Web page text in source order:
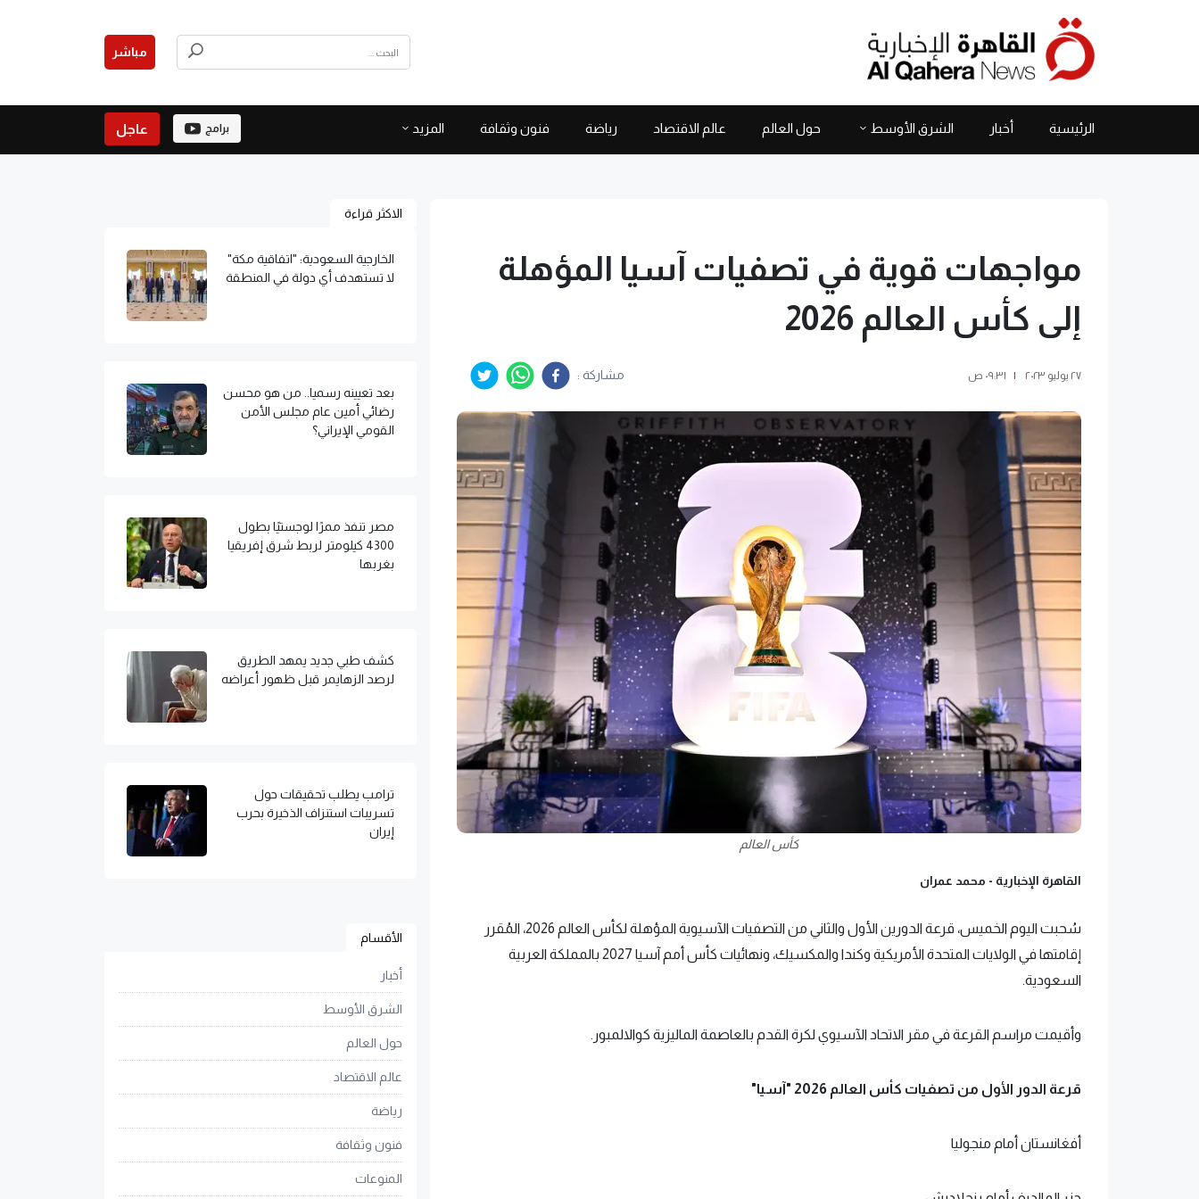
مباشر
الرئيسية أخبار الشرق الأوسط حول العالم عالم الاقتصاد رياضة فنون وثقافة المزيد برامج عاجل
مواجهات قوية في تصفيات آسيا المؤهلة
إلى كأس العالم 2026
٢٧ يوليو ٢٠٢٣ | ٠٩:٣١ ص مشاركة :
كأس العالم
القاهرة الإخبارية - محمد عمران
سُحبت اليوم الخميس، قرعة الدورين الأول والثاني من التصفيات الآسيوية المؤهلة لكأس العالم 2026، المُقرر
إقامتها في الولايات المتحدة الأمريكية وكندا والمكسيك، ونهائيات كأس أمم آسيا 2027 بالمملكة العربية
السعودية.
وأقيمت مراسم القرعة في مقر الاتحاد الآسيوي لكرة القدم بالعاصمة الماليزية كوالالمبور.
قرعة الدور الأول من تصفيات كأس العالم 2026 "آسيا"
أفغانستان أمام منجوليا
الاكثر قراءة
الخارجية السعودية: "اتفاقية مكة"
لا تستهدف أي دولة في المنطقة
بعد تعيينه رسميا.. من هو محسن
رضائي أمين عام مجلس الأمن
القومي الإيراني؟
مصر تنفذ ممرًا لوجستيًا بطول
4300 كيلومتر لربط شرق إفريقيا
بغربها
كشف طبي جديد يمهد الطريق
لرصد الزهايمر قبل ظهور أعراضه
ترامب يطلب تحقيقات حول
تسريبات استنزاف الذخيرة بحرب
إيران
الأقسام
أخبار
الشرق الأوسط
حول العالم
عالم الاقتصاد
رياضة
فنون وثقافة
المنوعات